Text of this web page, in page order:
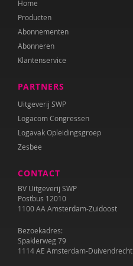
Home
Producten
Abonnementen
Abonneren
Klantenservice
PARTNERS
Uitgeverij SWP
Logacom Congressen
Logavak Opleidingsgroep
Zesbee
CONTACT
BV Uitgeverij SWP
Postbus 12010
1100 AA Amsterdam-Zuidoost
Bezoekadres:
Spaklerweg 79
1114 AE Amsterdam-Duivendrecht